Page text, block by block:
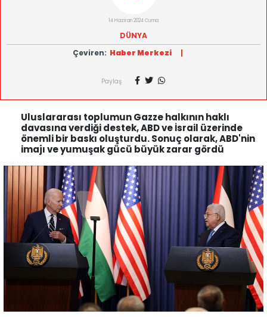
14 Haziran 2024 Cuma
DÜNYA
Çeviren: Haber Merkezi |
Paylaş
Uluslararası toplumun Gazze halkının haklı
davasına verdiği destek, ABD ve İsrail üzerinde
önemli bir baskı oluşturdu. Sonuç olarak, ABD'nin
imajı ve yumuşak gücü büyük zarar gördü